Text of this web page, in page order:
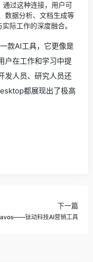
通过这种连接，用户可
数据分析、文档生成等
际工作的深度融合。
款AI工具，它更像是
户在工作和学习中提
发人员、研究人员还
都展现出了极高
下一篇
钛动科技AI营销工具